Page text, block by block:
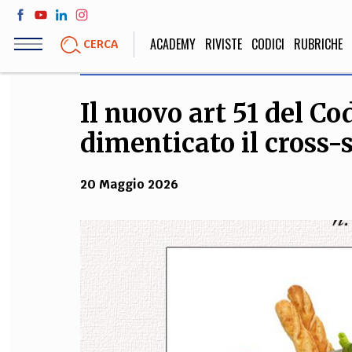
Salta
contenuto
CERCA ACADEMY RIVISTE CODICI RUBRICHE
LIFE STYLE
Sport, Cucina, Viaggi,
SOCIETÀ
Politica,
STORIA E
umanistiche,
Il nuovo art 51 del
dimenticato il cross-
20 Maggio 2026